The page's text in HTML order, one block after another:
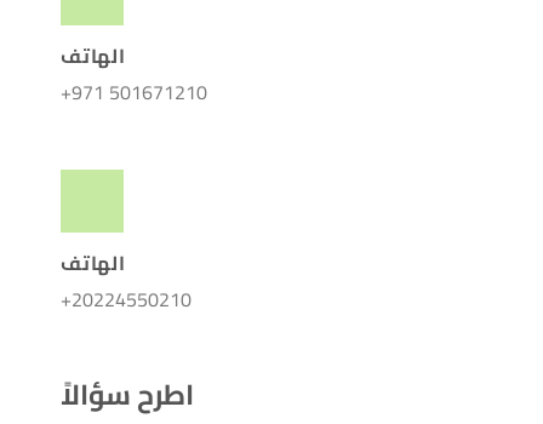
الهاتف
+971 501671210
الهاتف
+20224550210
اطرح سؤالاً